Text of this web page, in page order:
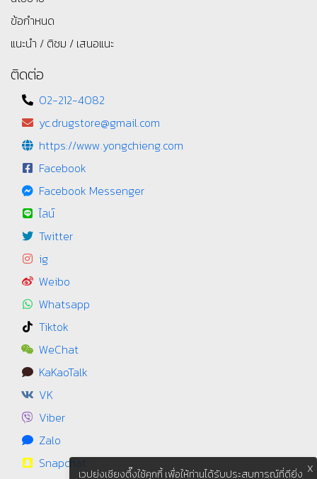
ข้อกำหนด
แนะนำ / ติชม / เสนอแนะ
ติดต่อ
02-212-4082
yc.drugstore@gmail.com
https://www.yongchieng.com
Facebook
Facebook Messenger
ไลน์
Twitter
ig
Weibo
Whatsapp
Tiktok
WeChat
KaKaoTalk
VK
Viber
Zalo
Snapchat
X
เวปย่งเชียงตึ๊งใช้คุกกี้ เพื่อให้ท่านได้รับประสบการณ์ที่ดียิ่ง